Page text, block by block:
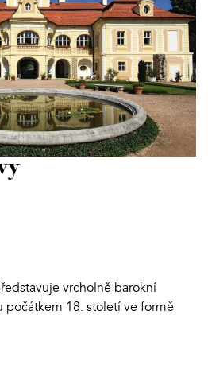
vrcholně barokní
počátkem 18. století ve formě